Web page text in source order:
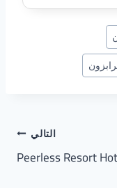
التالي
Peerless Resort